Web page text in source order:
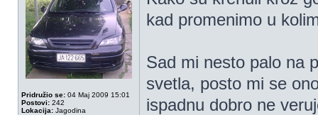
Pridružio se: 04 Maj 2009 15:01
Postovi: 242
Lokacija: Jagodina
kad promenimo u
Sad mi nesto palo na
svetla, posto mi se
ispadnu dobro ne